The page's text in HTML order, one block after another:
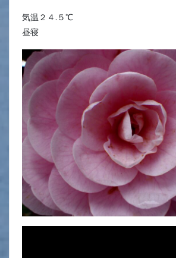
気温２４.５℃
昼寝